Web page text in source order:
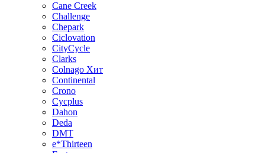
Cane Creek
Challenge
Chepark
Ciclovation
CityCycle
Clarks
Colnago Хит
Continental
Crono
Cycplus
Dahon
Deda
DMT
e*Thirteen